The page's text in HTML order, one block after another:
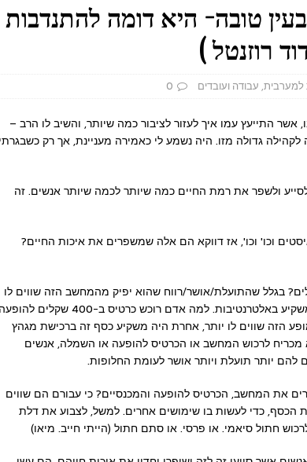
טובה- היא דומה להתנדבות
רוזנטל )
למערבית,עבודה ועובדים 0
התייעץ עמו איך לעזור לציבור כמה שיותר, והשיב לו הרב –
גדולה מזו. היה נשמע לי כאמירה מעניינת, אך רק כשבגרתי
ולשפר את רמת החיים כמה שיותר לכמה שיותר אנשים. זה
וכו' וכו', אז דווקא הם אלה שמשפרים את איכות החיים?
קונה מוצר, למשל מחשב ב-4,000 שקלים? בגלל שהתועלת/אושר/רווח שהוא יפיק מהמחשב הזה שווים לו
הרבה יותר מזה. אחרת, את הכסף הזה הוא היה משקיע באלטרנטיבות. למה אדם רוכש כרטיס ב-400 שקלים להופעה
הזה שווים לו יותר, אחרת היה משקיע כסף זה ברכישת מגהץ
מכריח לרכוש המחשב או הכרטיס להופעה או השמלה, אנשים
להם יותר תועלת ויותר אושר לעומת החלופות.
את המחשב, הכרטיס להופעה והמכנסיים? כי עבורם הם שווים
כדי לעשות בו שימושים אחרים. למשל, לצבוע את דלת
חתול סיאמי. או פרסי. או סתם חתול (הייתי חייב. מיאו)